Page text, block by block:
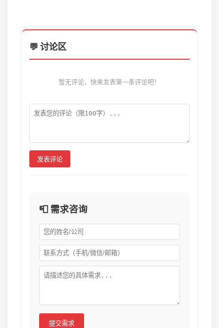
💬 讨论区
暂无评论，快来发表第一条评论吧！
发表评论
📮 需求咨询
提交需求